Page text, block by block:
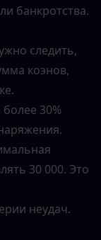
банкротства.
следить,
коэнов,
30%
30 000. Это
неудач.